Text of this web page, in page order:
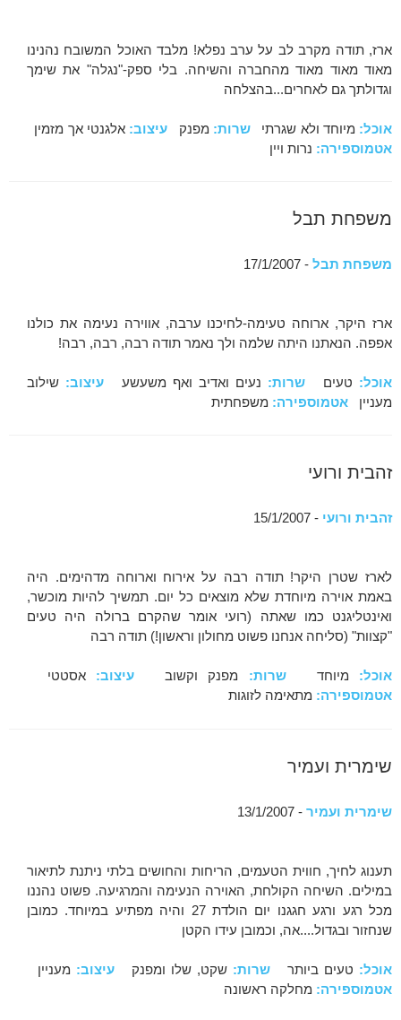
ארז, תודה מקרב לב על ערב נפלא! מלבד האוכל המשובח נהנינו
מאוד מאוד מאוד מהחברה והשיחה. בלי ספק-"נגלה" את שימך
וגדולתך גם לאחרים...בהצלחה
אוכל: מיוחד ולא שגרתישרות: מפנק עיצוב: אלגנטי אך מזמין
אטמוספירה: נרות ויין
משפחת תבל
משפחת תבל - 17/1/2007
ארז היקר, ארוחה טעימה-לחיכנו ערבה, אווירה נעימה את כולנו
אפפה. הנאתנו היתה שלמה ולך נאמר תודה רבה, רבה, רבה!
אוכל: טעיםשרות: נעים ואדיב ואף משעשעעיצוב: שילוב
מעניין אטמוספירה: משפחתית
זהבית ורועי
זהבית ורועי - 15/1/2007
לארז שטרן היקר! תודה רבה על אירוח וארוחה מדהימים. היה
באמת אוירה מיוחדת שלא מוצאים כל יום. תמשיך להיות מוכשר,
ואינטליגנט כמו שאתה (רועי אומר שהקרם ברולה היה טעים
"קצוות" (סליחה אנחנו פשוט מחולון וראשון!) תודה רבה
אוכל: מיוחדשרות: מפנק וקשוב עיצוב: אסטטי
אטמוספירה: מתאימה לזוגות
שימרית ועמיר
שימרית ועמיר - 13/1/2007
תענוג לחיך, חווית הטעמים, הריחות והחושים בלתי ניתנת לתיאור
במילים. השיחה הקולחת, האוירה הנעימה והמרגיעה. פשוט נהננו
מכל רגע ורגע חגגנו יום הולדת 27 והיה מפתיע במיוחד. כמובן
שנחזור ובגדול....אה, וכמובן עידו הקטן
אוכל: טעים ביותר שרות: שקט, שלו ומפנק עיצוב: מעניין
אטמוספירה: מחלקה ראשונה